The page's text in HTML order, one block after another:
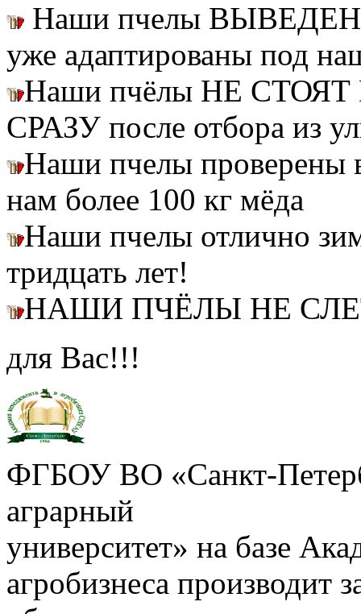
Наши пчелы
уже адаптированы под
Наши пчёлы НЕ СТОЯТ
СРАЗУ после отбора из
Наши пчелы
нам более 100 кг мёда
Наши пчелы отлично
тридцать лет!
НАШИ ПЧЁЛЫ НЕ
для Вас!!!
ФГБОУ ВО «Санкт-
аграрный
университет» на базе
агробизнеса производит